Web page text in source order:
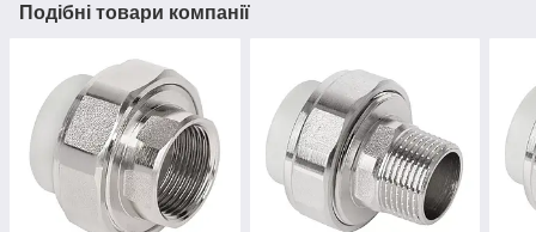
Подібні товари компанії